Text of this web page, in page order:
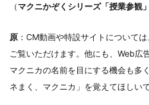
（マクニかぞくシリーズ「授業参観
原 ：CM動画や特設サイトについては
ご覧いただけます。他にも、Web広
マクニカの名前を目にする機会も多
ネまく、マクニカ」を覚えてほしいで